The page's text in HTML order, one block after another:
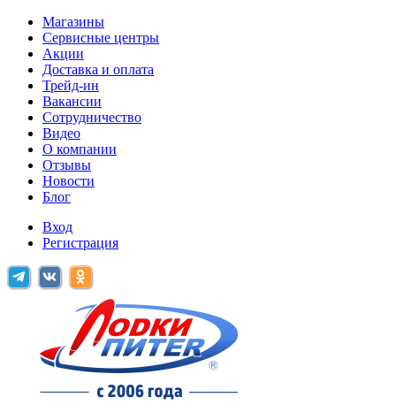
Магазины
Сервисные центры
Акции
Доставка и оплата
Трейд-ин
Вакансии
Сотрудничество
Видео
О компании
Отзывы
Новости
Блог
Вход
Регистрация